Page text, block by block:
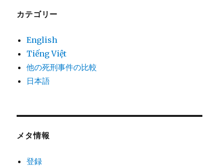
カテゴリー
English
Tiếng Việt
他の死刑事件の比較
日本語
メタ情報
登録